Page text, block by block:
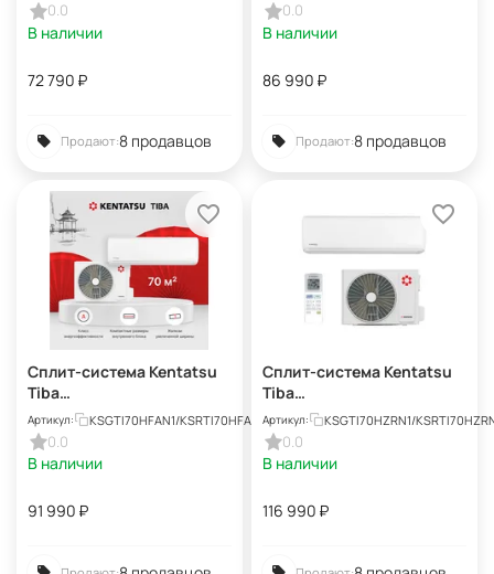
0.0
В наличии
72 790 ₽
Продают:8 продавцов
0.0
В наличии
86 990 ₽
Продают:8 продавцов
Сплит-система Kentatsu
Tiba
KSGTI70HFAN1/KSRTI70HFA
N1
Артикул: KSGTI70HFAN1/KSRTI70HFAN1
0.0
В наличии
91 990 ₽
Сплит-система Kentatsu
Tiba
KSGTI70HZRN1/KSRTI70HZ
RN1
Артикул: KSGTI70HZRN1/
0.0
В наличии
116 990 ₽